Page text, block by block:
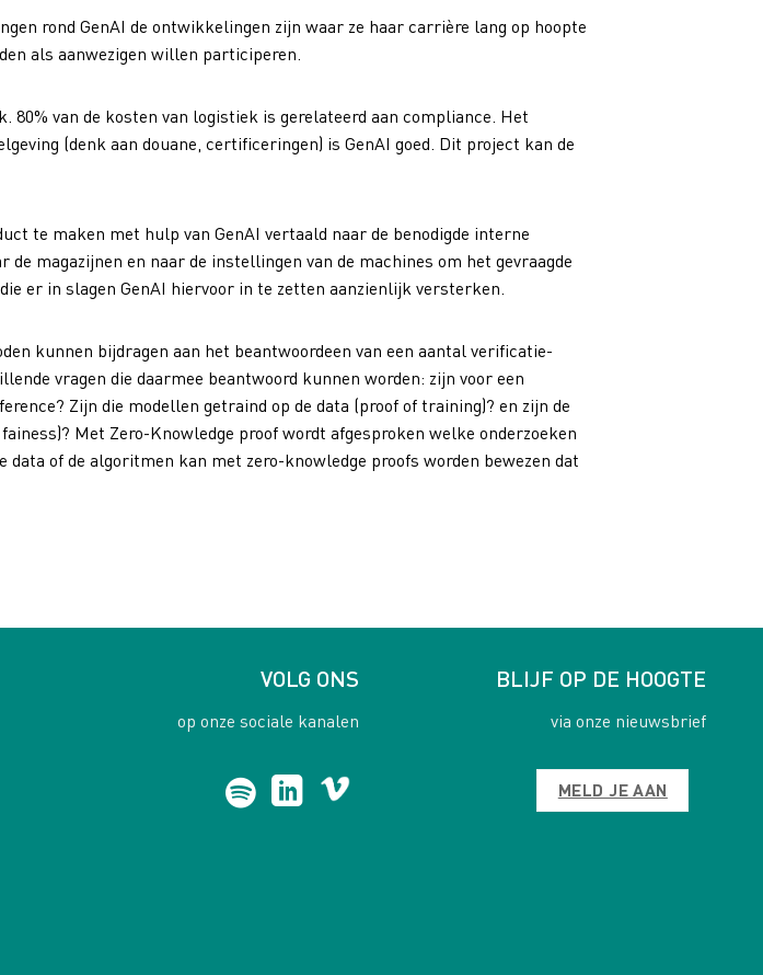
rond GenAI de ontwikkelingen zijn waar ze haar carrière lang op hoopte
als aanwezigen willen participeren.
van de kosten van logistiek is gerelateerd aan compliance. Het
(denk aan douane, certificeringen) is GenAI goed. Dit project kan de
te maken met hulp van GenAI vertaald naar de benodigde interne
magazijnen en naar de instellingen van de machines om het gevraagde
er in slagen GenAI hiervoor in te zetten aanzienlijk versterken.
kunnen bijdragen aan het beantwoordeen van een aantal verificatie-
vragen die daarmee beantwoord kunnen worden: zijn voor een
Zijn die modellen getraind op de data (proof of training)? en zijn de
Met Zero-Knowledge proof wordt afgesproken welke onderzoeken
of de algoritmen kan met zero-knowledge proofs worden bewezen dat
VOLG ONS
op onze sociale kanalen
BLIJF OP DE HOOGTE
via onze nieuwsbrief
MELD JE AAN